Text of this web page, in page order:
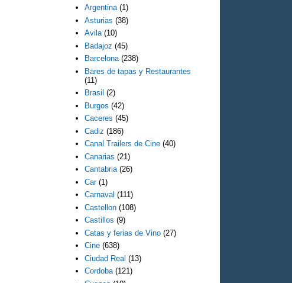
Argentina (1)
Asturias (38)
Avila (10)
Badajoz (45)
Barcelona (238)
Bares de tapas y Restaurantes
(11)
Brasil (2)
Burgos (42)
Caceres (45)
Cadiz (186)
Canal Trailers de Cine (40)
Canarias (21)
Cantabria (26)
Car (1)
Carnaval (111)
Castellon (108)
Castillos (9)
Catas y ferias de Vino (27)
Cine (638)
Ciudad Real (13)
Cordoba (121)